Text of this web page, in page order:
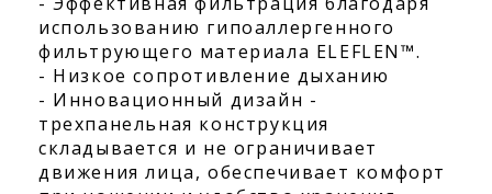
использованию гипоаллергенного
фильтрующего материала ELEFLEN™.
- Низкое сопротивление дыханию
- Инновационный дизайн -
трехпанельная конструкция
складывается и не ограничивает
движения лица, обеспечивает комфорт